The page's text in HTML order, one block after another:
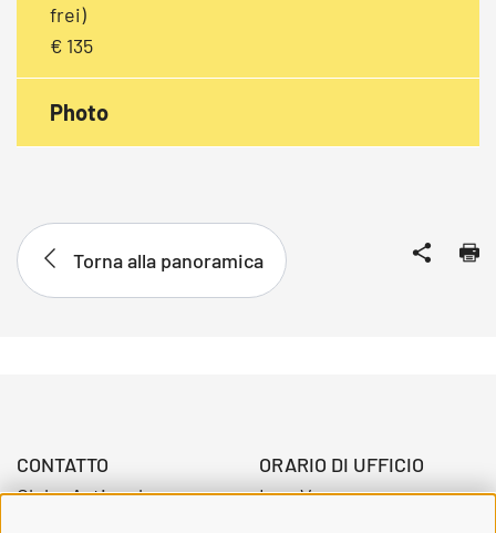
frei)
€ 135
Photo
Torna alla panoramica
CONTATTO
Globo Activ srl
ORARIO DI UFFICIO
Lun-Ven.